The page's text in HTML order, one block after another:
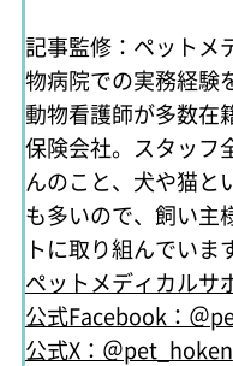
記事監修：ペットメ
物病院での実務経験
動物看護師が多数在
保険会社。スタッフ
んのこと、犬や猫と
も多いので、飼い主
トに取り組んでいま
ペットメディカルサ
公式Facebook：＠
公式X：＠pet_hoken